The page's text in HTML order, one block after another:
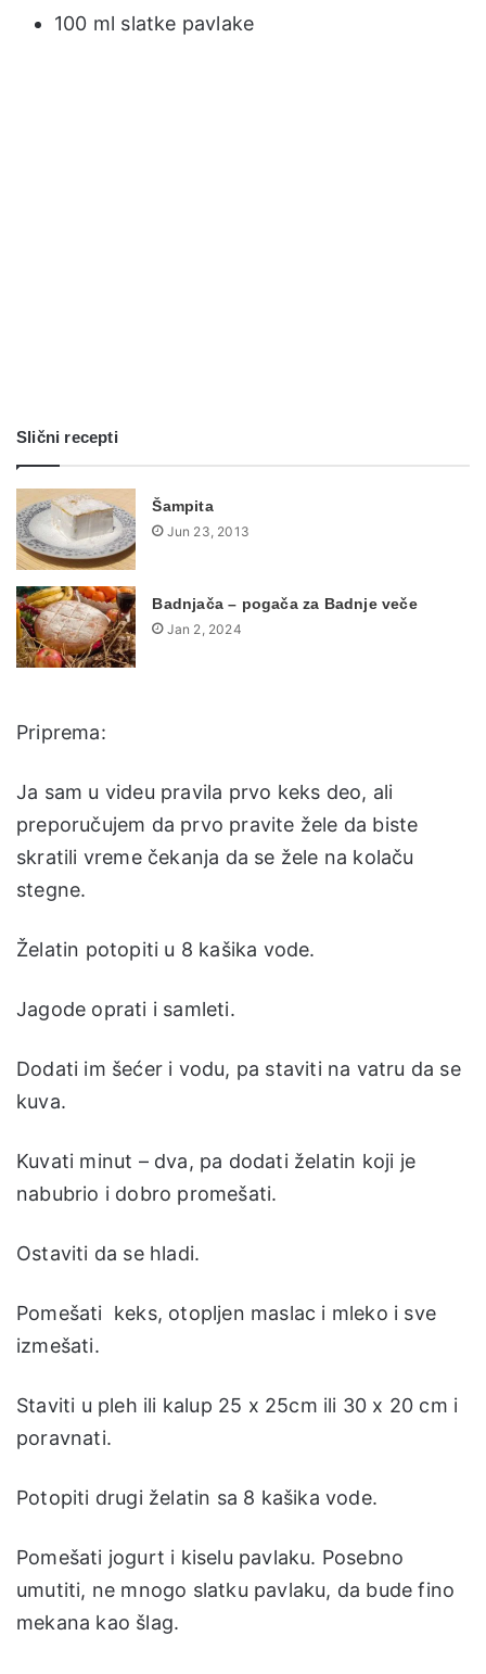
100 ml slatke pavlake
Slični recepti
Šampita
Jun 23, 2013
Badnjača – pogača za Badnje veče
Jan 2, 2024
Priprema:
Ja sam u videu pravila prvo keks deo, ali
preporučujem da prvo pravite žele da biste
skratili vreme čekanja da se žele na kolaču
stegne.
Želatin potopiti u 8 kašika vode.
Jagode oprati i samleti.
Dodati im šećer i vodu, pa staviti na vatru da se
kuva.
Kuvati minut – dva, pa dodati želatin koji je
nabubrio i dobro promešati.
Ostaviti da se hladi.
Pomešati keks, otopljen maslac i mleko i sve
izmešati.
Staviti u pleh ili kalup 25 x 25cm ili 30 x 20 cm i
poravnati.
Potopiti drugi želatin sa 8 kašika vode.
Pomešati jogurt i kiselu pavlaku. Posebno
umutiti, ne mnogo slatku pavlaku, da bude fino
mekana kao šlag.